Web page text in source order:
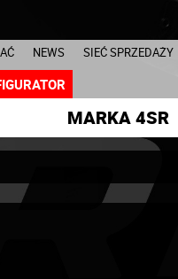
NEWS SIEĆ SPRZEDAŻY
MARKA 4SR